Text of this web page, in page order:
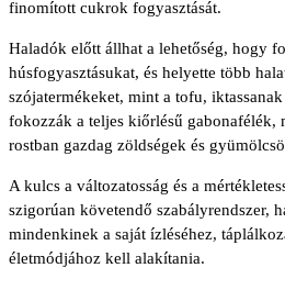
finomított cukrok fogyasztását.
Haladók előtt állhat a lehetőség, hogy
húsfogyasztásukat, és helyette több
szójatermékeket, mint a tofu,
fokozzák a teljes kiőrlésű gabonafélék,
rostban gazdag zöldségek és
A kulcs a változatosság és a
szigorúan követendő szabályrendszer,
mindenkinek a saját ízléséhez,
életmódjához kell alakítania.